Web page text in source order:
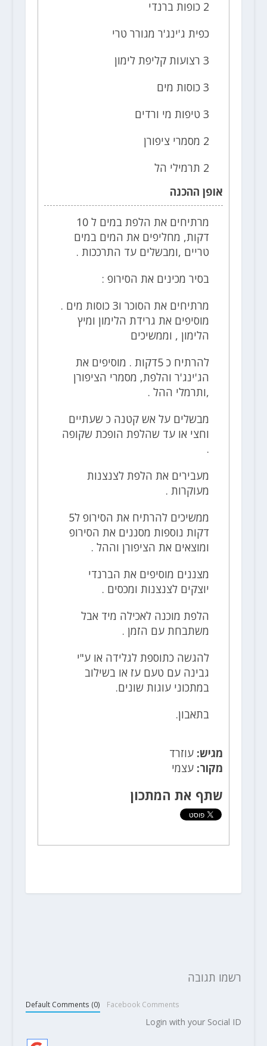
2 כופות ברנדי
כפית ג'ינג'ר מגורר טרי
3 רצועות קליפת לימון
3 כוסות מים
3 טיפות מי ורדים
2 מסמרי ציפורן
2 תרמילי הל
אופן ההכנה
מרתיחים את הלפת במים ל 10
דקות, מחליפים את המים במים
טריים ,ומבשלים עד התרככות .
בסיר מכינים את הסירופ :
מרתיחים את הסוכר ו3 כוסות מים .
מוסיפים את גרידת הלימון ומיץ
הלימון , וממשיכים
להרתיח כ 5דקות . מוסיפים את
הג'ינג'ר והלפת, מסמרי הציפורן
,ותרמלי ההל .
מבשלים על אש קטנה כ שעתיים
וחצי או עד שהלפת הופכת שקופה
.
מעבירים את הלפת לצנצנות
מעוקרות .
ממשיכים להרתיח את הסירופ ל5
דקות נוספות מסננים את הסירופ
ומוצאים את הציפורן וההל .
מצננים מוסיפים את הברנדי
יוצקים לצנצנות ומכסים .
הלפת מוכנה לאכילה מיד אבל
משתבחת עם הזמן .
להגשה כתוספת לגלידה או ע"י
גבינה עם טעם עז או בשילוב
במתכוני עוגות שונים.
בתאבון.
מגיש: עוזרד
מקור: עצמי
שתף את המתכון
רשמו תגובה
Default Comments (0) Facebook Comments
Login with your Social ID